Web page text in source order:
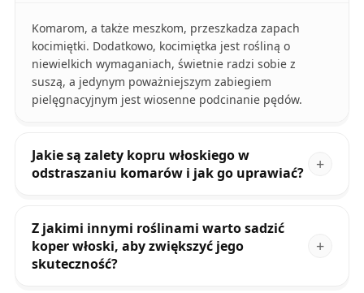
Komarom, a także meszkom, przeszkadza zapach
kocimiętki. Dodatkowo, kocimiętka jest rośliną o
niewielkich wymaganiach, świetnie radzi sobie z
suszą, a jedynym poważniejszym zabiegiem
pielęgnacyjnym jest wiosenne podcinanie pędów.
Jakie są zalety kopru włoskiego w
odstraszaniu komarów i jak go uprawiać?
Z jakimi innymi roślinami warto sadzić
koper włoski, aby zwiększyć jego
skuteczność?